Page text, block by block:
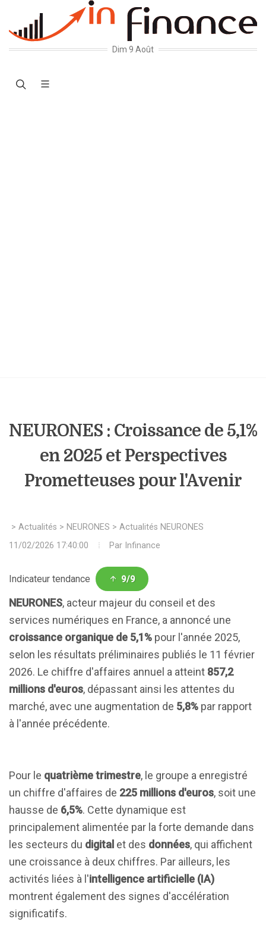
Dim 9 Août
NEURONES : Croissance de 5,1%
en 2025 et Perspectives
Prometteuses pour l'Avenir
> Actualités > NEURONES > Actualités NEURONES
11/02/2026 17:40:00
Par Infinance
Indicateur tendance 9/9
NEURONES, acteur majeur du conseil et des
services numériques en France, a annoncé une
croissance organique de 5,1% pour l'année 2025,
selon les résultats préliminaires publiés le 11 février
2026. Le chiffre d'affaires annuel a atteint 857,2
millions d'euros, dépassant ainsi les attentes du
marché, avec une augmentation de 5,8% par rapport
à l'année précédente.
Pour le quatrième trimestre, le groupe a enregistré
un chiffre d'affaires de 225 millions d'euros, soit une
hausse de 6,5%. Cette dynamique est
principalement alimentée par la forte demande dans
les secteurs du digital et des données, qui affichent
une croissance à deux chiffres. Par ailleurs, les
activités liées à l'intelligence artificielle (IA)
montrent également des signes d'accélération
significatifs.